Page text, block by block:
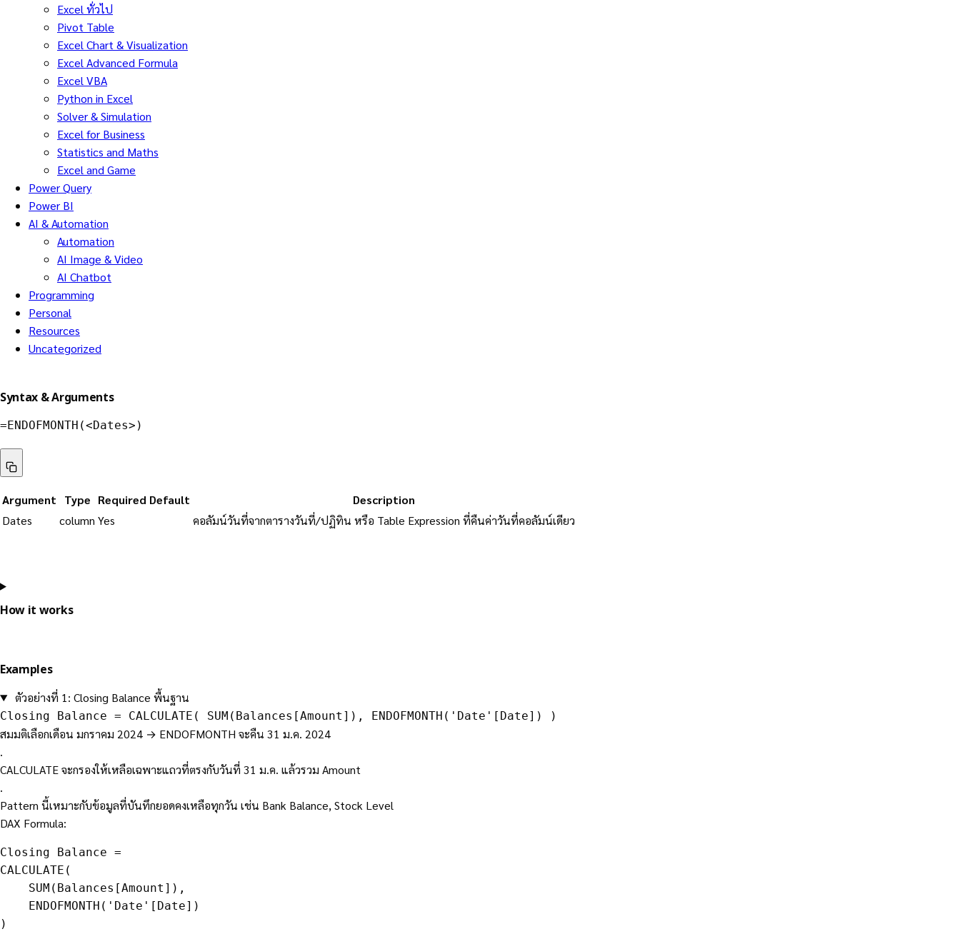
Excel ทั่วไป
Pivot Table
Excel Chart & Visualization
Excel Advanced Formula
Excel VBA
Python in Excel
Solver & Simulation
Excel for Business
Statistics and Maths
Excel and Game
Power Query
Power BI
AI & Automation
Automation
AI Image & Video
AI Chatbot
Programming
Personal
Resources
Uncategorized
Syntax & Arguments
=ENDOFMONTH(<Dates>)
Argument Type Required Default
Description
Dates
column Yes คอลัมน์วันที่จากตารางวันที่/ปฏิทิน หรือ Table Expression ที่คืนค่าวันที่คอลัมน์เดียว
How it works
Examples
ตัวอย่างที่ 1: Closing Balance พื้นฐาน
Closing Balance = CALCULATE( SUM(Balances[Amount]), ENDOFMONTH('Date'[Date]) )
สมมติเลือกเดือน มกราคม 2024 → ENDOFMONTH จะคืน 31 ม.ค. 2024
.
CALCULATE จะกรองให้เหลือเฉพาะแถวที่ตรงกับวันที่ 31 ม.ค. แล้วรวม Amount
.
Pattern นี้เหมาะกับข้อมูลที่บันทึกยอดคงเหลือทุกวัน เช่น Bank Balance, Stock Level
DAX Formula:
Closing Balance =
CALCULATE(
    SUM(Balances[Amount]),
    ENDOFMONTH('Date'[Date])
)